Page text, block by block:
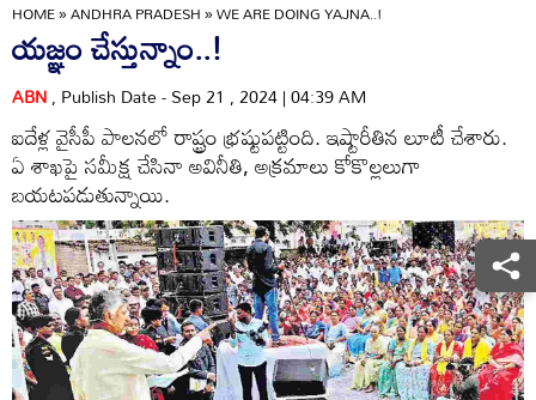
HOME»ANDHRA PRADESH»WE ARE DOING YAJNA..!
యజ్ఞం చేస్తున్నాం..!
ABN, Publish Date - Sep 21 , 2024 | 04:39 AM
ఐదేళ్ల వైసీపీ పాలనలో రాష్ట్రం భ్రష్టుపట్టింది. ఇష్టారీతిన లూటీ చేశారు.
ఏ శాఖపై సమీక్ష చేసినా అవినీతి, అక్రమాలు కోకొల్లలుగా
బయటపడుతున్నాయి.